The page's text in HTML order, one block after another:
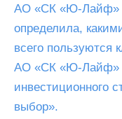
АО «СК «Ю-Лайф»
определила,
всего пользуются
АО «СК «Ю-Лайф»
инвестиционного
выбор».